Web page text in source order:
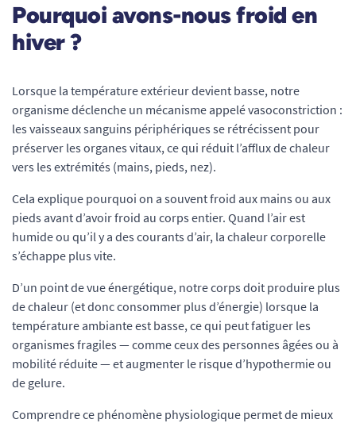
Pourquoi avons-nous froid en
hiver ?
Lorsque la température extérieur devient basse, notre
organisme déclenche un mécanisme appelé vasoconstriction :
les vaisseaux sanguins périphériques se rétrécissent pour
préserver les organes vitaux, ce qui réduit l’afflux de chaleur
vers les extrémités (mains, pieds, nez).
Cela explique pourquoi on a souvent froid aux mains ou aux
pieds avant d’avoir froid au corps entier. Quand l’air est
humide ou qu’il y a des courants d’air, la chaleur corporelle
s’échappe plus vite.
D’un point de vue énergétique, notre corps doit produire plus
de chaleur (et donc consommer plus d’énergie) lorsque la
température ambiante est basse, ce qui peut fatiguer les
organismes fragiles — comme ceux des personnes âgées ou à
mobilité réduite — et augmenter le risque d’hypothermie ou
de gelure.
Comprendre ce phénomène physiologique permet de mieux